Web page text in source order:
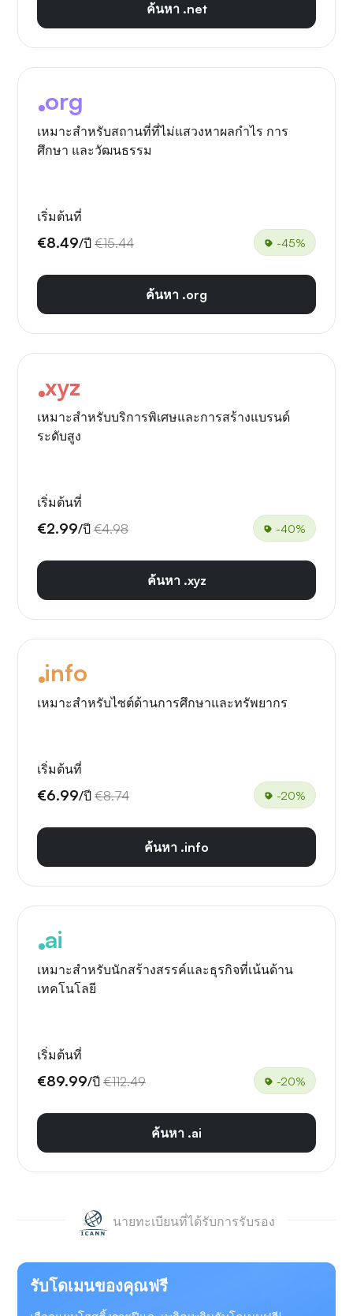
ค้นหา .net
org
เหมาะสำหรับสถานที่ที่ไม่แสวงหาผลกำไร การ
ศึกษา และวัฒนธรรม
เริ่มต้นที่
€8.49/ปี €15.44 -45%
ค้นหา .org
xyz
เหมาะสำหรับบริการพิเศษและการสร้างแบรนด์
ระดับสูง
เริ่มต้นที่
€2.99/ปี €4.98 -40%
ค้นหา .xyz
info
เหมาะสำหรับไซต์ด้านการศึกษาและทรัพยากร
เริ่มต้นที่
€6.99/ปี €8.74 -20%
ค้นหา .info
ai
เหมาะสำหรับนักสร้างสรรค์และธุรกิจที่เน้นด้าน
เทคโนโลยี
เริ่มต้นที่
€89.99/ปี €112.49 -20%
ค้นหา .ai
นายทะเบียนที่ได้รับการรับรอง
รับโดเมนของคุณฟรี